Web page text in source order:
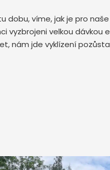
dobu, víme, jak je pro
vyzbrojeni velkou
nám jde vyklízení